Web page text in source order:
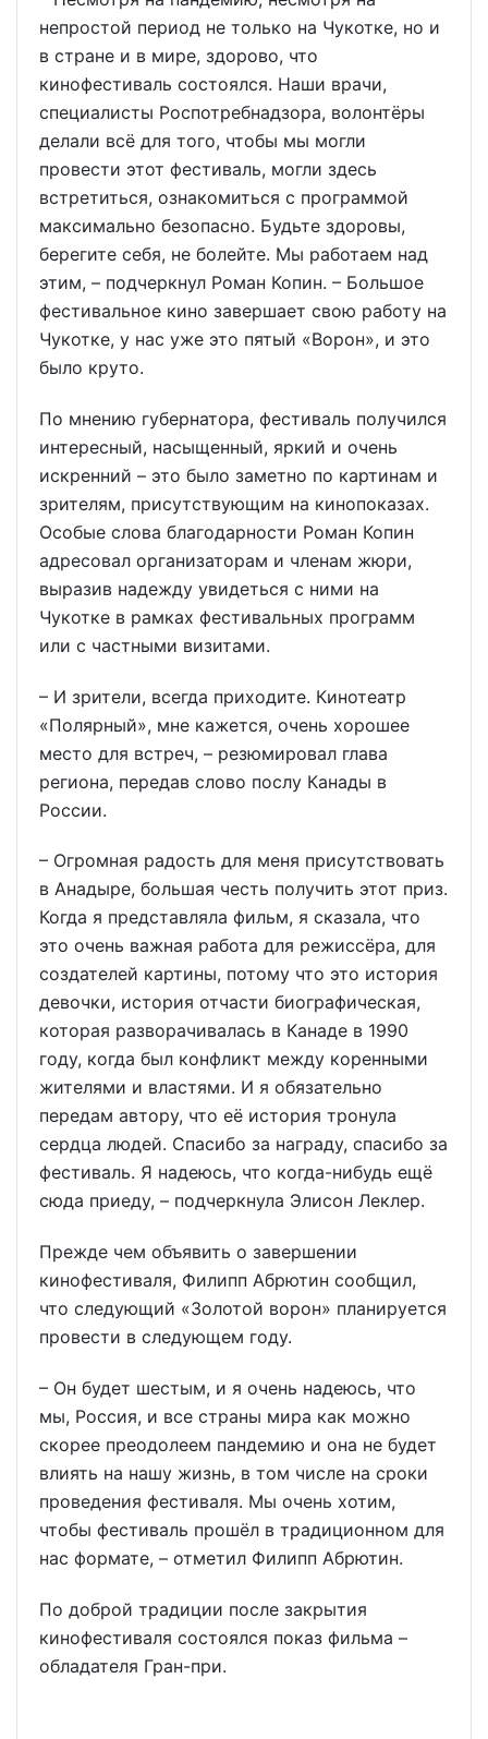
непростой период не только на Чукотке, но и
в стране и в мире, здорово, что
кинофестиваль состоялся. Наши врачи,
специалисты Роспотребнадзора, волонтёры
делали всё для того, чтобы мы могли
провести этот фестиваль, могли здесь
встретиться, ознакомиться с программой
максимально безопасно. Будьте здоровы,
берегите себя, не болейте. Мы работаем над
этим, – подчеркнул Роман Копин. – Большое
фестивальное кино завершает свою работу на
Чукотке, у нас уже это пятый «Ворон», и это
было круто.
По мнению губернатора, фестиваль получился
интересный, насыщенный, яркий и очень
искренний – это было заметно по картинам и
зрителям, присутствующим на кинопоказах.
Особые слова благодарности Роман Копин
адресовал организаторам и членам жюри,
выразив надежду увидеться с ними на
Чукотке в рамках фестивальных программ
или с частными визитами.
– И зрители, всегда приходите. Кинотеатр
«Полярный», мне кажется, очень хорошее
место для встреч, – резюмировал глава
региона, передав слово послу Канады в
России.
– Огромная радость для меня присутствовать
в Анадыре, большая честь получить этот приз.
Когда я представляла фильм, я сказала, что
это очень важная работа для режиссёра, для
создателей картины, потому что это история
девочки, история отчасти биографическая,
которая разворачивалась в Канаде в 1990
году, когда был конфликт между коренными
жителями и властями. И я обязательно
передам автору, что её история тронула
сердца людей. Спасибо за награду, спасибо за
фестиваль. Я надеюсь, что когда-нибудь ещё
сюда приеду, – подчеркнула Элисон Леклер.
Прежде чем объявить о завершении
кинофестиваля, Филипп Абрютин сообщил,
что следующий «Золотой ворон» планируется
провести в следующем году.
– Он будет шестым, и я очень надеюсь, что
мы, Россия, и все страны мира как можно
скорее преодолеем пандемию и она не будет
влиять на нашу жизнь, в том числе на сроки
проведения фестиваля. Мы очень хотим,
чтобы фестиваль прошёл в традиционном для
нас формате, – отметил Филипп Абрютин.
По доброй традиции после закрытия
кинофестиваля состоялся показ фильма –
обладателя Гран-при.